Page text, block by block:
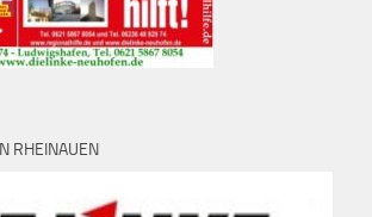
RHEINAUEN